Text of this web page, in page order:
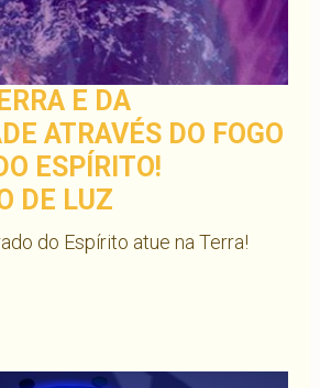
E DA
ATRAVÉS DO FOGO
ESPÍRITO!
DE LUZ
do Espírito atue na Terra!